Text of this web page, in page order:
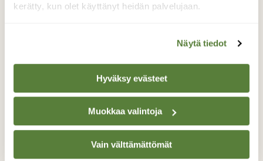
kerätty, kun olet käyttänyt heidän palvelujaan.
Näytä tiedot
Hyväksy evästeet
Muokkaa valintoja
Vain välttämättömät
Suruvaipan siluetti
Mikko Tahvanainen, Kouvola / Valkeala 3.8.2014